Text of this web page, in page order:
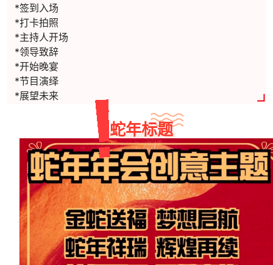
*签到入场
*打卡拍照
*主持人开场
*领导致辞
*开始晚宴
*节目演绎
*展望未来
蛇年标题